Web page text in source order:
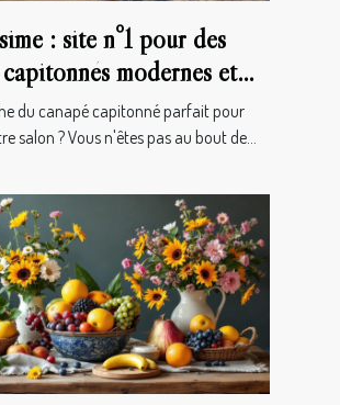
: site n°1 pour des
modernes et
!
du canapé capitonné parfait pour
salon ? Vous n'êtes pas au bout de...